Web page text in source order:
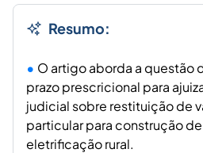
Resumo:
O artigo aborda a questão
prazo prescricional para
judicial sobre restituição de
particular para construção
eletrificação rural.